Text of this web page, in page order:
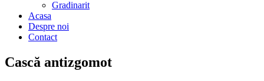
Gradinarit
Acasa
Despre noi
Contact
Cască antizgomot